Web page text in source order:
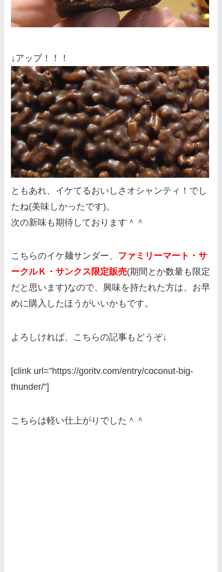
↓アップ！！！
ともあれ、イケてるおいしさオシャンティ！でし
たね(美味しかったです)。
次の新味も期待しております＾＾
こちらのイケ麺サンダー、 ファミリーマート・サ
ークルＫ・サンクス限定販売(期間とか数量も限定
だと思います)なので、興味を持たれた方は、お早
めに購入したほうがいいかもです。
よろしければ、こちらの記事もどうぞ↓
[clink url=”https://goritv.com/entry/coconut-big-
thunder/”]
こちらは軽い仕上がりでした＾＾